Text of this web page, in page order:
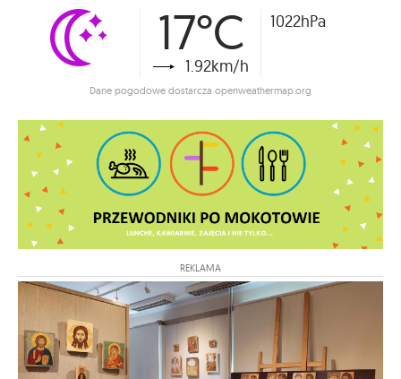
17°C
1.92km/h
1022hPa
Dane pogodowe dostarcza openweathermap.org
REKLAMA